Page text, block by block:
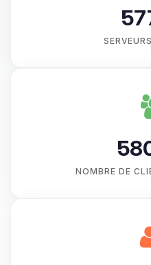
NOMBRE DE